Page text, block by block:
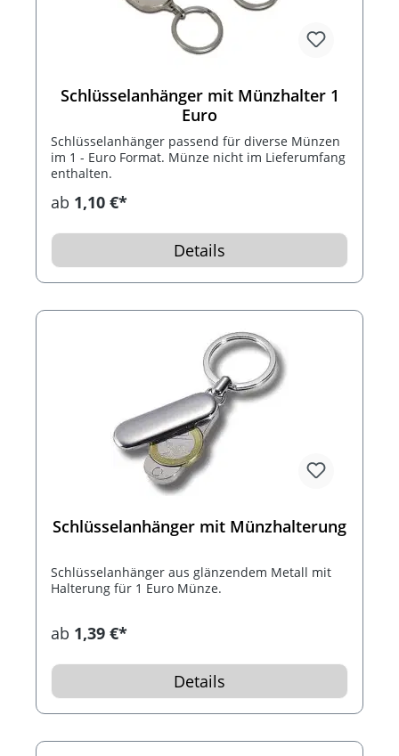
Schlüsselanhänger mit Münzhalter 1
Euro
Schlüsselanhänger passend für diverse Münzen
im 1 - Euro Format. Münze nicht im Lieferumfang
enthalten.
ab 1,10 €*
Details
Schlüsselanhänger mit Münzhalterung
Schlüsselanhänger aus glänzendem Metall mit
Halterung für 1 Euro Münze.
ab 1,39 €*
Details